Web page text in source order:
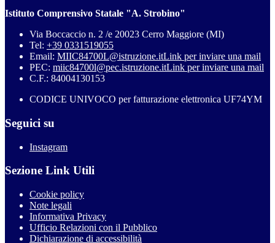
Istituto Comprensivo Statale "A. Strobino"
Via Boccaccio n. 2 /e 20023 Cerro Maggiore (MI)
Tel: +39 0331519055
Email: MIIC84700L@istruzione.itLink per inviare una mail
PEC: miic84700l@pec.istruzione.itLink per inviare una mail
C.F.: 84004130153
CODICE UNIVOCO per fatturazione elettronica UF74YM
Seguici su
Instagram
Sezione Link Utili
Cookie policy
Note legali
Informativa Privacy
Ufficio Relazioni con il Pubblico
Dichiarazione di accessibilità